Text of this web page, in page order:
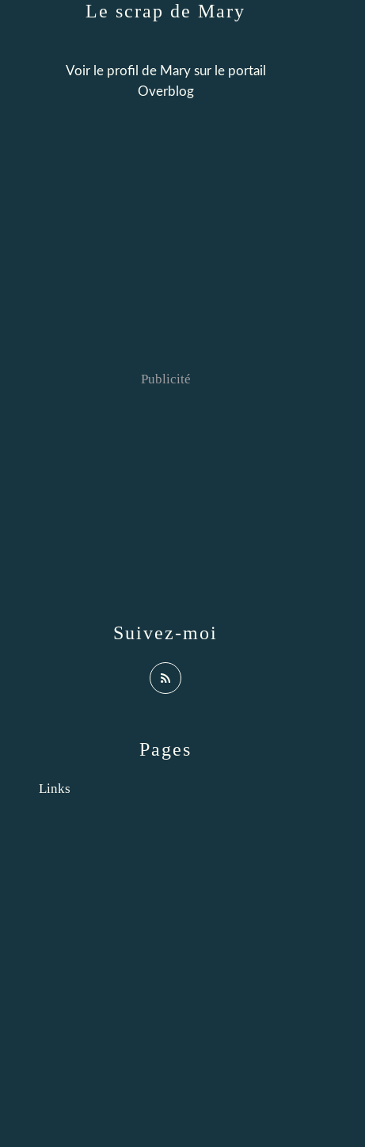
Pages
Links
Le scrap de Mary
Voir le profil de Marysur le portail
Overblog
Suivez-moi
Publicité